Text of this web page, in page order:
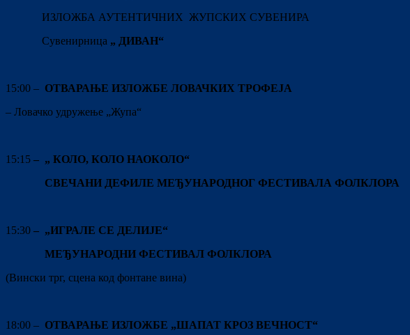
ИЗЛОЖБА АУТЕНТИЧНИХ ЖУПСКИХ СУВЕНИРА
Сувенирница „ ДИВАН“
15:00 – ОТВАРАЊЕ ИЗЛОЖБЕ ЛОВАЧКИХ ТРОФЕЈА
– Ловачко удружење „Жупа“
15:15 – „ КОЛО, КОЛО НАОКОЛО“
СВЕЧАНИ ДЕФИЛЕ МЕЂУНАРОДНОГ ФЕСТИВАЛА ФОЛКЛОРА
15:30 – „ИГРАЛЕ СЕ ДЕЛИЈЕ“
МЕЂУНАРОДНИ ФЕСТИВАЛ ФОЛКЛОРА
(Вински трг, сцена код фонтане вина)
18:00 – ОТВАРАЊЕ ИЗЛОЖБЕ „ШАПАТ КРОЗ ВЕЧНОСТ“